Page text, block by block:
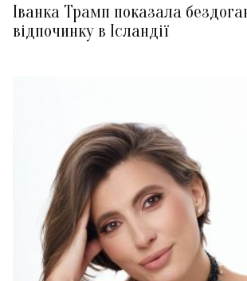
Іванка Трамп показала
відпочинку в Ісландії